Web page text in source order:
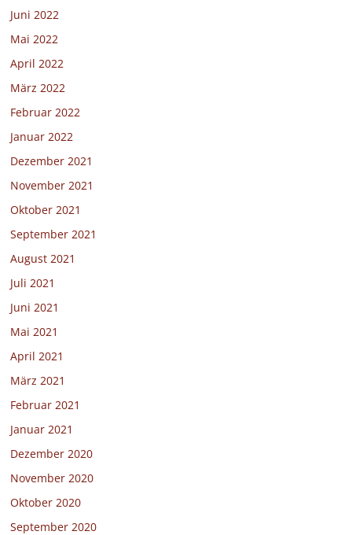
Juni 2022
Mai 2022
April 2022
März 2022
Februar 2022
Januar 2022
Dezember 2021
November 2021
Oktober 2021
September 2021
August 2021
Juli 2021
Juni 2021
Mai 2021
April 2021
März 2021
Februar 2021
Januar 2021
Dezember 2020
November 2020
Oktober 2020
September 2020